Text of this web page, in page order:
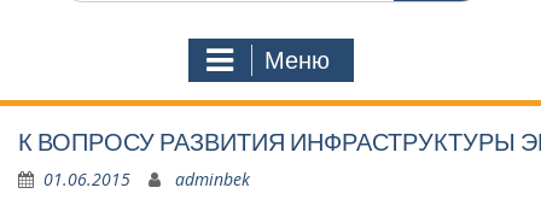
Меню
К ВОПРОСУ РАЗВИТИЯ ИНФРАСТРУКТУРЫ
01.06.2015 adminbek